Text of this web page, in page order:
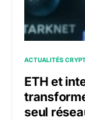
ACTUALITÉS
ETH et
seul